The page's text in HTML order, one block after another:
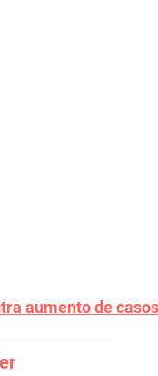
aumento de